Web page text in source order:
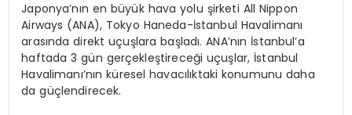
Japonya’nın en büyük hava yolu şirketi All Nippon
Airways (ANA), Tokyo Haneda-İstanbul Havalimanı
arasında direkt uçuşlara başladı. ANA’nın İstanbul’a
haftada 3 gün gerçekleştireceği uçuşlar, İstanbul
Havalimanı’nın küresel havacılıktaki konumunu daha
da güçlendirecek.